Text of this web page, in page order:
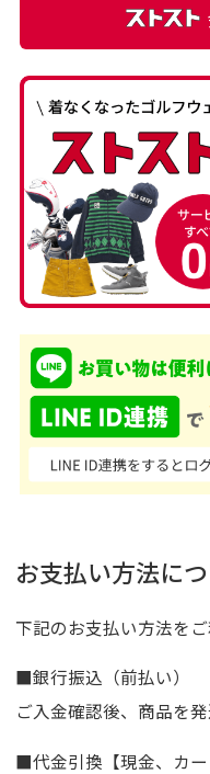
お支払い方法に
下記のお支払い方法をご
■銀行振込（前払い）
ご入金確認後、商品を
■代金引換【現金、カー